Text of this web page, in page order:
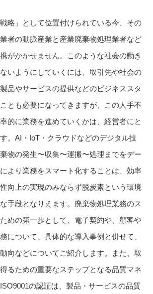
戦略」として位置付けられている今、その
者の動脈産業と産業廃棄物処理業者など
がかかせません。このような社会の動き
いようにしていくには、取引先や社会の
品やサービスの提供などのビジネススタ
とも必要になってきますが、この人手不
的に業務を進めていくかは、経営者にと
。AI・IoT・クラウドなどのデジタル技
物の発生〜収集〜運搬〜処理までをデー
より業務をスマート化することは、効率
向上の実現のみならず脱炭素という環境
手段となりえます。廃棄物処理業務のス
めの第一歩として、電子契約や、顧客や
について、具体的な導入事例と併せて、
向などについてご紹介します。また、取
るための重要なステップとなる品質マネ
の認証は、製品・サービスの品質